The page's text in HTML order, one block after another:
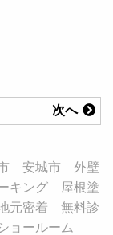
次へ
安城市 外壁
キング 屋根塗
密着 無料診
ールーム